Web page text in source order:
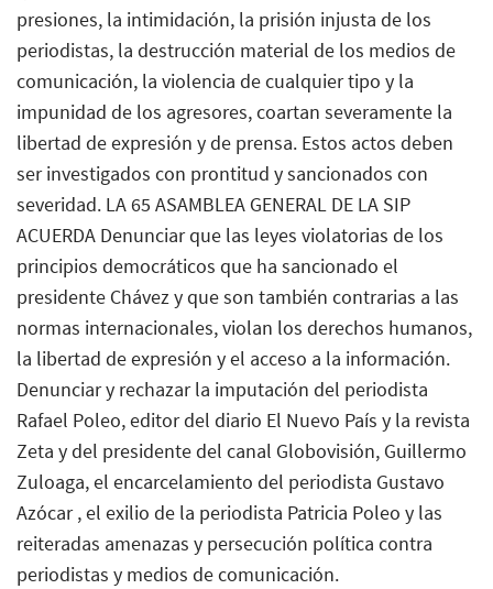
presiones, la intimidación, la prisión injusta de los
periodistas, la destrucción material de los medios de
comunicación, la violencia de cualquier tipo y la
impunidad de los agresores, coartan severamente la
libertad de expresión y de prensa. Estos actos deben
ser investigados con prontitud y sancionados con
severidad. LA 65 ASAMBLEA GENERAL DE LA SIP
ACUERDA Denunciar que las leyes violatorias de los
principios democráticos que ha sancionado el
presidente Chávez y que son también contrarias a las
normas internacionales, violan los derechos humanos,
la libertad de expresión y el acceso a la información.
Denunciar y rechazar la imputación del periodista
Rafael Poleo, editor del diario El Nuevo País y la revista
Zeta y del presidente del canal Globovisión, Guillermo
Zuloaga, el encarcelamiento del periodista Gustavo
Azócar , el exilio de la periodista Patricia Poleo y las
reiteradas amenazas y persecución política contra
periodistas y medios de comunicación.